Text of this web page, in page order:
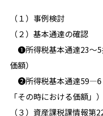
（１）事例検討
（２）基本通達の確認
❶所得税基本通達23～5
価額）
❷所得税基本通達59―6
「その時における価額」）
（３）資産課税課情報第